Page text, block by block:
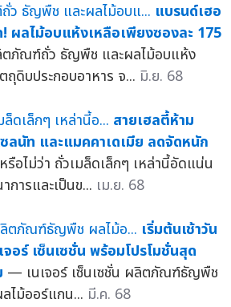
แบรนด์เฮอ
! ผลไม้อบแห้งเหลือเพียงซองละ 175
ภัณฑ์ถั่ว ธัญพืช และผลไม้อบแห้ง
ดิบประกอบอาหาร จ... มิ.ย. 68
สายเฮลตี้ห้าม
ลนัท และแมคคาเดเมีย ลดจัดหนัก
ไม่ว่า ถั่วเมล็ดเล็กๆ เหล่านี้อัดแน่น
การและเป็นข... เม.ย. 68
เริ่มต้นเช้าวัน
จอร์ เซ็นเซชั่น พร้อมโปรโมชั่นสุด
— เนเจอร์ เซ็นเซชั่น ผลิตภัณฑ์ธัญพืช
ไม้ออร์แกน... มี.ค. 68